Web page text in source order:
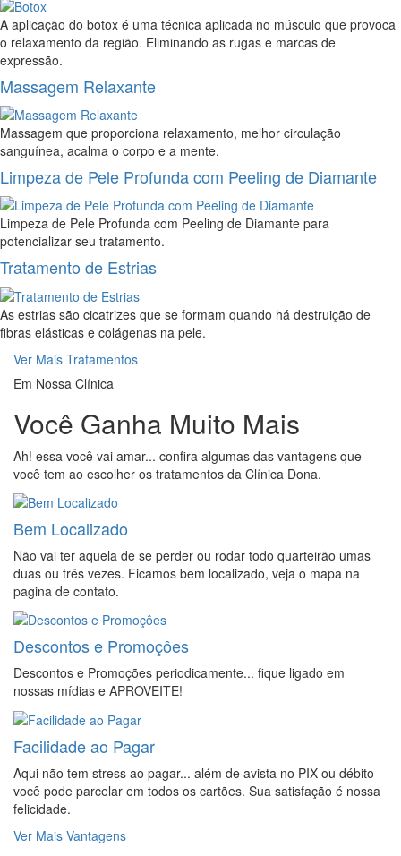
A aplicação do botox é uma técnica aplicada no músculo que provoca
o relaxamento da região. Eliminando as rugas e marcas de
expressão.
Massagem Relaxante
Massagem que proporciona relaxamento, melhor circulação
sanguínea, acalma o corpo e a mente.
Limpeza de Pele Profunda com Peeling de Diamante
Limpeza de Pele Profunda com Peeling de Diamante para
potencializar seu tratamento.
Tratamento de Estrias
As estrias são cicatrizes que se formam quando há destruição de
fibras elásticas e colágenas na pele.
Ver Mais Tratamentos
Em Nossa Clínica
Você Ganha Muito Mais
Ah! essa você vai amar... confira algumas das vantagens que
você tem ao escolher os tratamentos da Clínica Dona.
Bem Localizado
Não vai ter aquela de se perder ou rodar todo quarteirão umas
duas ou três vezes. Ficamos bem localizado, veja o mapa na
pagina de contato.
Descontos e Promoçôes
Descontos e Promoções periodicamente... fique ligado em
nossas mídias e APROVEITE!
Facilidade ao Pagar
Aqui não tem stress ao pagar... além de avista no PIX ou débito
você pode parcelar em todos os cartões. Sua satisfação é nossa
felicidade.
Ver Mais Vantagens